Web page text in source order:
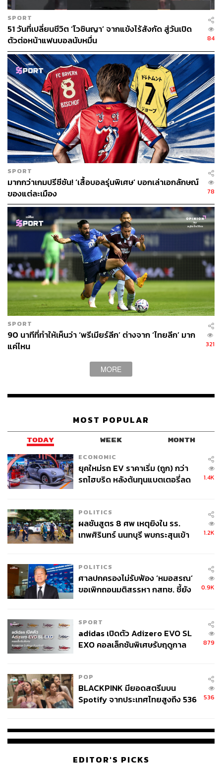
SPORT
51 วันที่เปลี่ยนชีวิต ‘โวซินญา’ จากแข้งไร้สังกัด สู่วันเปิด
ตัวต่อหน้าแฟนบอลนับหมื่น
84
SPORT
มากกว่าเกมปรีซีซัน! ‘เสื้อบอลรุ่นพิเศษ’ บอกเล่าเอกลักษณ์
ของแต่ละเมือง
78
SPORT
90 นาทีที่ทำให้เห็นว่า ‘พรีเมียร์ลีก’ ต่างจาก ‘ไทยลีก’ มาก
แค่ไหน
321
MORE
MOST POPULAR
TODAY WEEK MONTH
ECONOMIC
ยุคใหม่รถ EV ราคาเริ่ม (ถูก) กว่า
รถไฮบริด หลังต้นทุนแบตเตอรี่ลด
1.4K
POLITICS
ผลชันสูตร 8 ศพ เหตุยิงใน รร.
เทพศิรินทร์ นนทบุรี พบกระสุนเข้า
1.2K
POLITICS
ศาลปกครองไม่รับฟ้อง ‘หมอสรณ’
ขอเพิกถอนมติสรรหา กสทช. ชี้ยัง
0.9K
SPORT
adidas เปิดตัว Adizero EVO SL
EXO คอลเล็กชันพิเศษรับฤดูกาล
879
POP
BLACKPINK มียอดสตรีมบน
Spotify จากประเทศไทยสูงถึง 536
536
EDITOR'S PICKS